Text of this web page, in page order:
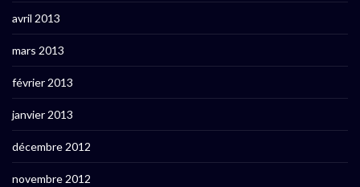
avril 2013
mars 2013
février 2013
janvier 2013
décembre 2012
novembre 2012